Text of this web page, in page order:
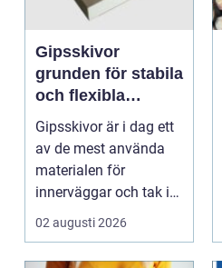
Gipsskivor
grunden för stabila
och flexibla
innerväggar
Gipsskivor är i dag ett
av de mest använda
materialen för
innerväggar och tak i
både bostäder och of...
02 augusti 2026